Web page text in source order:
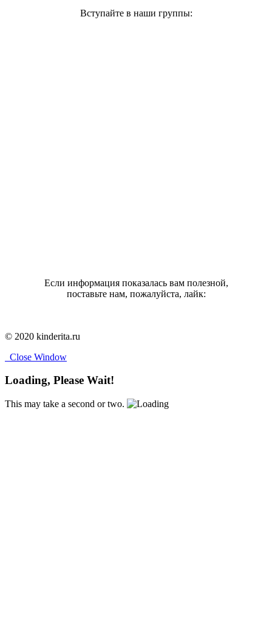
Вступайте в наши группы:
Если информация показалась вам полезной,
поставьте нам, пожалуйста, лайк:
© 2020 kinderita.ru
Close Window
Loading, Please Wait!
This may take a second or two.